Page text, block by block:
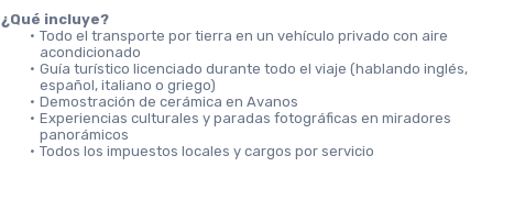
¿Qué incluye?
Todo el transporte por tierra en un vehículo privado con aire
acondicionado
Guía turístico licenciado durante todo el viaje (hablando inglés,
español, italiano o griego)
Demostración de cerámica en Avanos
Experiencias culturales y paradas fotográficas en miradores
panorámicos
Todos los impuestos locales y cargos por servicio